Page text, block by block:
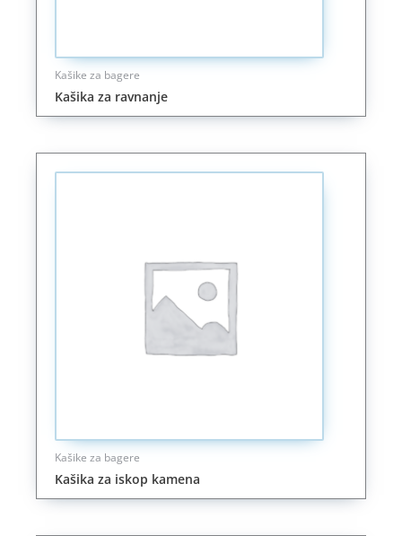
Kašike za bagere
Kašika za ravnanje
Kašike za bagere
Kašika za iskop kamena